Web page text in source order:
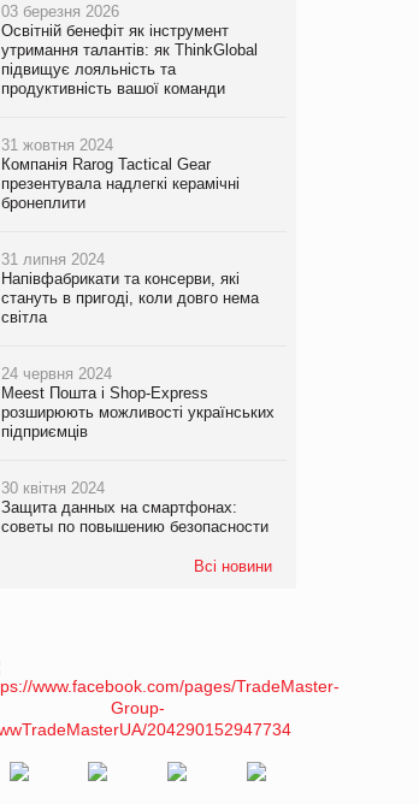
Продажі Hugo Boss впали
03 березня 2026
Освітній бенефіт як інструмент
утримання талантів: як ThinkGlobal
підвищує лояльність та
продуктивність вашої команди
31 жовтня 2024
Компанія Rarog Tactical Gear
презентувала надлегкі керамічні
бронеплити
31 липня 2024
Напівфабрикати та консерви, які
стануть в пригоді, коли довго нема
світла
24 червня 2024
Meest Пошта і Shop-Express
розширюють можливості українських
підприємців
30 квітня 2024
Защита данных на смартфонах:
советы по повышению безопасности
Всі новини